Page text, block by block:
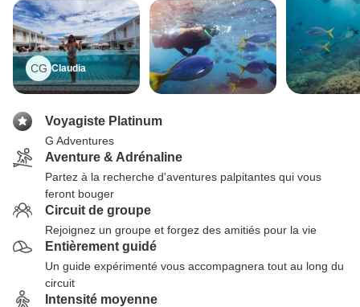
CG Claudia
Voyagiste Platinum
G Adventures
Aventure & Adrénaline
Partez à la recherche d'aventures palpitantes qui vous
feront bouger
Circuit de groupe
Rejoignez un groupe et forgez des amitiés pour la vie
Entièrement guidé
Un guide expérimenté vous accompagnera tout au long du
circuit
Intensité moyenne